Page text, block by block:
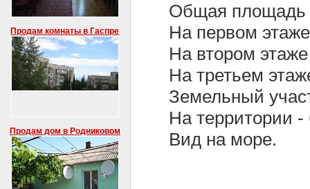
Продам комнаты в Гаспре
Продам дом в Родниковом
Общая площадь
На первом
На втором
На третьем
Земельный
На территории -
Вид на море.